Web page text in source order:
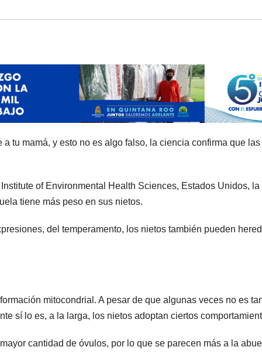
tu mamá, y esto no es algo falso, la ciencia confirma que
of Environmental Health Sciences, Estados Unidos, la
tiene más peso en sus nietos.
del temperamento, los nietos también pueden
mitocondrial. A pesar de que algunas veces no es
sí lo es, a la larga, los nietos adoptan ciertos
cantidad de óvulos, por lo que se parecen más a la